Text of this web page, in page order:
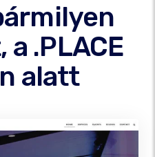
.PLACE
alatt